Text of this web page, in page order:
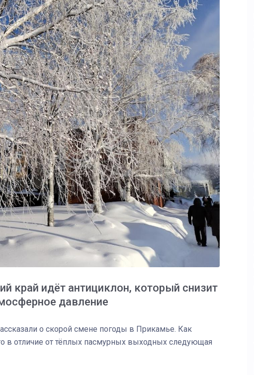
край идёт антициклон, который снизит
давление
о скорой смене погоды в Прикамье. Как
в отличие от тёплых пасмурных выходных следующая